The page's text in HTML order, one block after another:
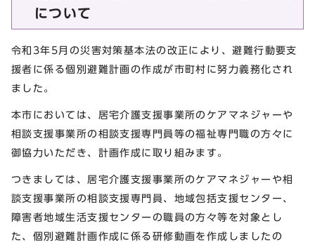
について
令和3年5月の災害対策基本法の改正により、避難行動要支
援者に係る個別避難計画の作成が市町村に努力義務化され
ました。
本市においては、居宅介護支援事業所のケアマネジャーや
相談支援事業所の相談支援専門員等の福祉専門職の方々に
御協力いただき、計画作成に取り組みます。
つきましては、居宅介護支援事業所のケアマネジャーや相
談支援事業所の相談支援専門員、地域包括支援センター、
障害者地域生活支援センターの職員の方々等を対象とし
た、個別避難計画作成に係る研修動画を作成しましたの